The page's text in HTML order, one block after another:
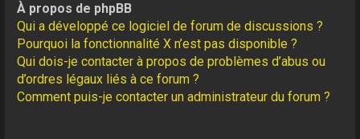
À propos de phpBB
Qui a développé ce logiciel de forum de discussions ?
Pourquoi la fonctionnalité X n’est pas disponible ?
Qui dois-je contacter à propos de problèmes d’abus ou
d’ordres légaux liés à ce forum ?
Comment puis-je contacter un administrateur du forum ?